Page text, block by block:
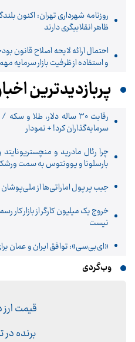
روزنامه شهرداری تهران: اکنون
ظاهر انقلابیگری دارند
و استفاده از ظرفیت بازار سرمایه
پربازدیدترین
سرمایه‌گذاران کرد! + نمودار
چرا رئال مادرید و
بارسلونا و یوونتوس به سمت
جیب پر پول اماراتی‌ها از ملی‌پوشان
نیست
«ای‌بی‌سی»: توافق ایران و عمان برای
وب‌گردی
قیمت ارز
برنده در